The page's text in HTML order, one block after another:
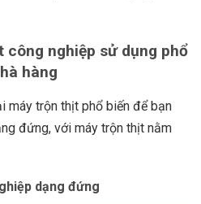
công nghiệp sử dụng phổ
hàng
máy trộn thịt phổ biến để bạn
đứng, với máy trộn thịt nằm
dạng đứng